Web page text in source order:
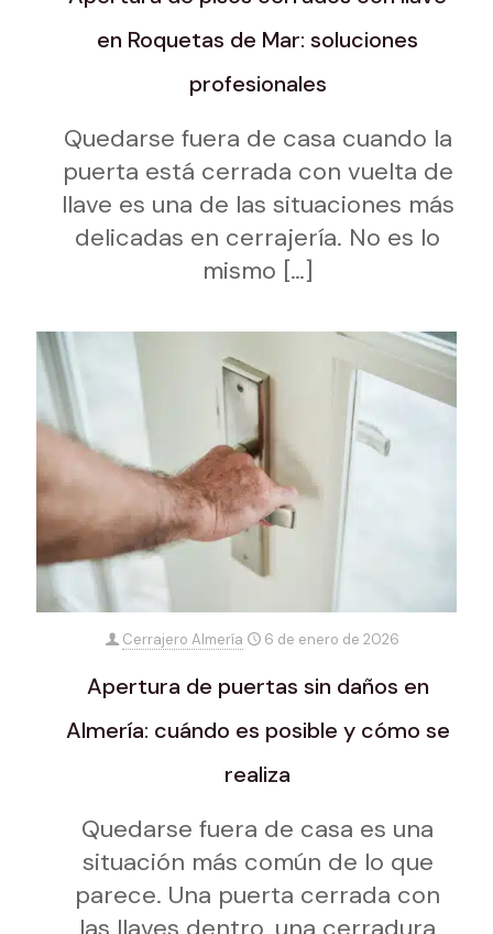
en Roquetas de Mar: soluciones
profesionales
Quedarse fuera de casa cuando la
puerta está cerrada con vuelta de
llave es una de las situaciones más
delicadas en cerrajería. No es lo
mismo […]
Cerrajero Almería 6 de enero de 2026
Apertura de puertas sin daños en
Almería: cuándo es posible y cómo se
realiza
Quedarse fuera de casa es una
situación más común de lo que
parece. Una puerta cerrada con
las llaves dentro, una cerradura